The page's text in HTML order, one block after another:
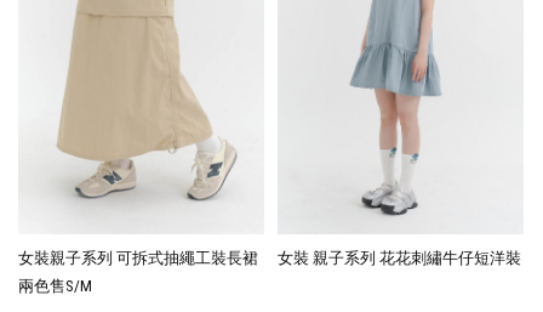
女裝親子系列 可拆式抽繩工裝長裙
兩色售S/M
女裝 親子系列 花花刺繡牛仔短洋裝